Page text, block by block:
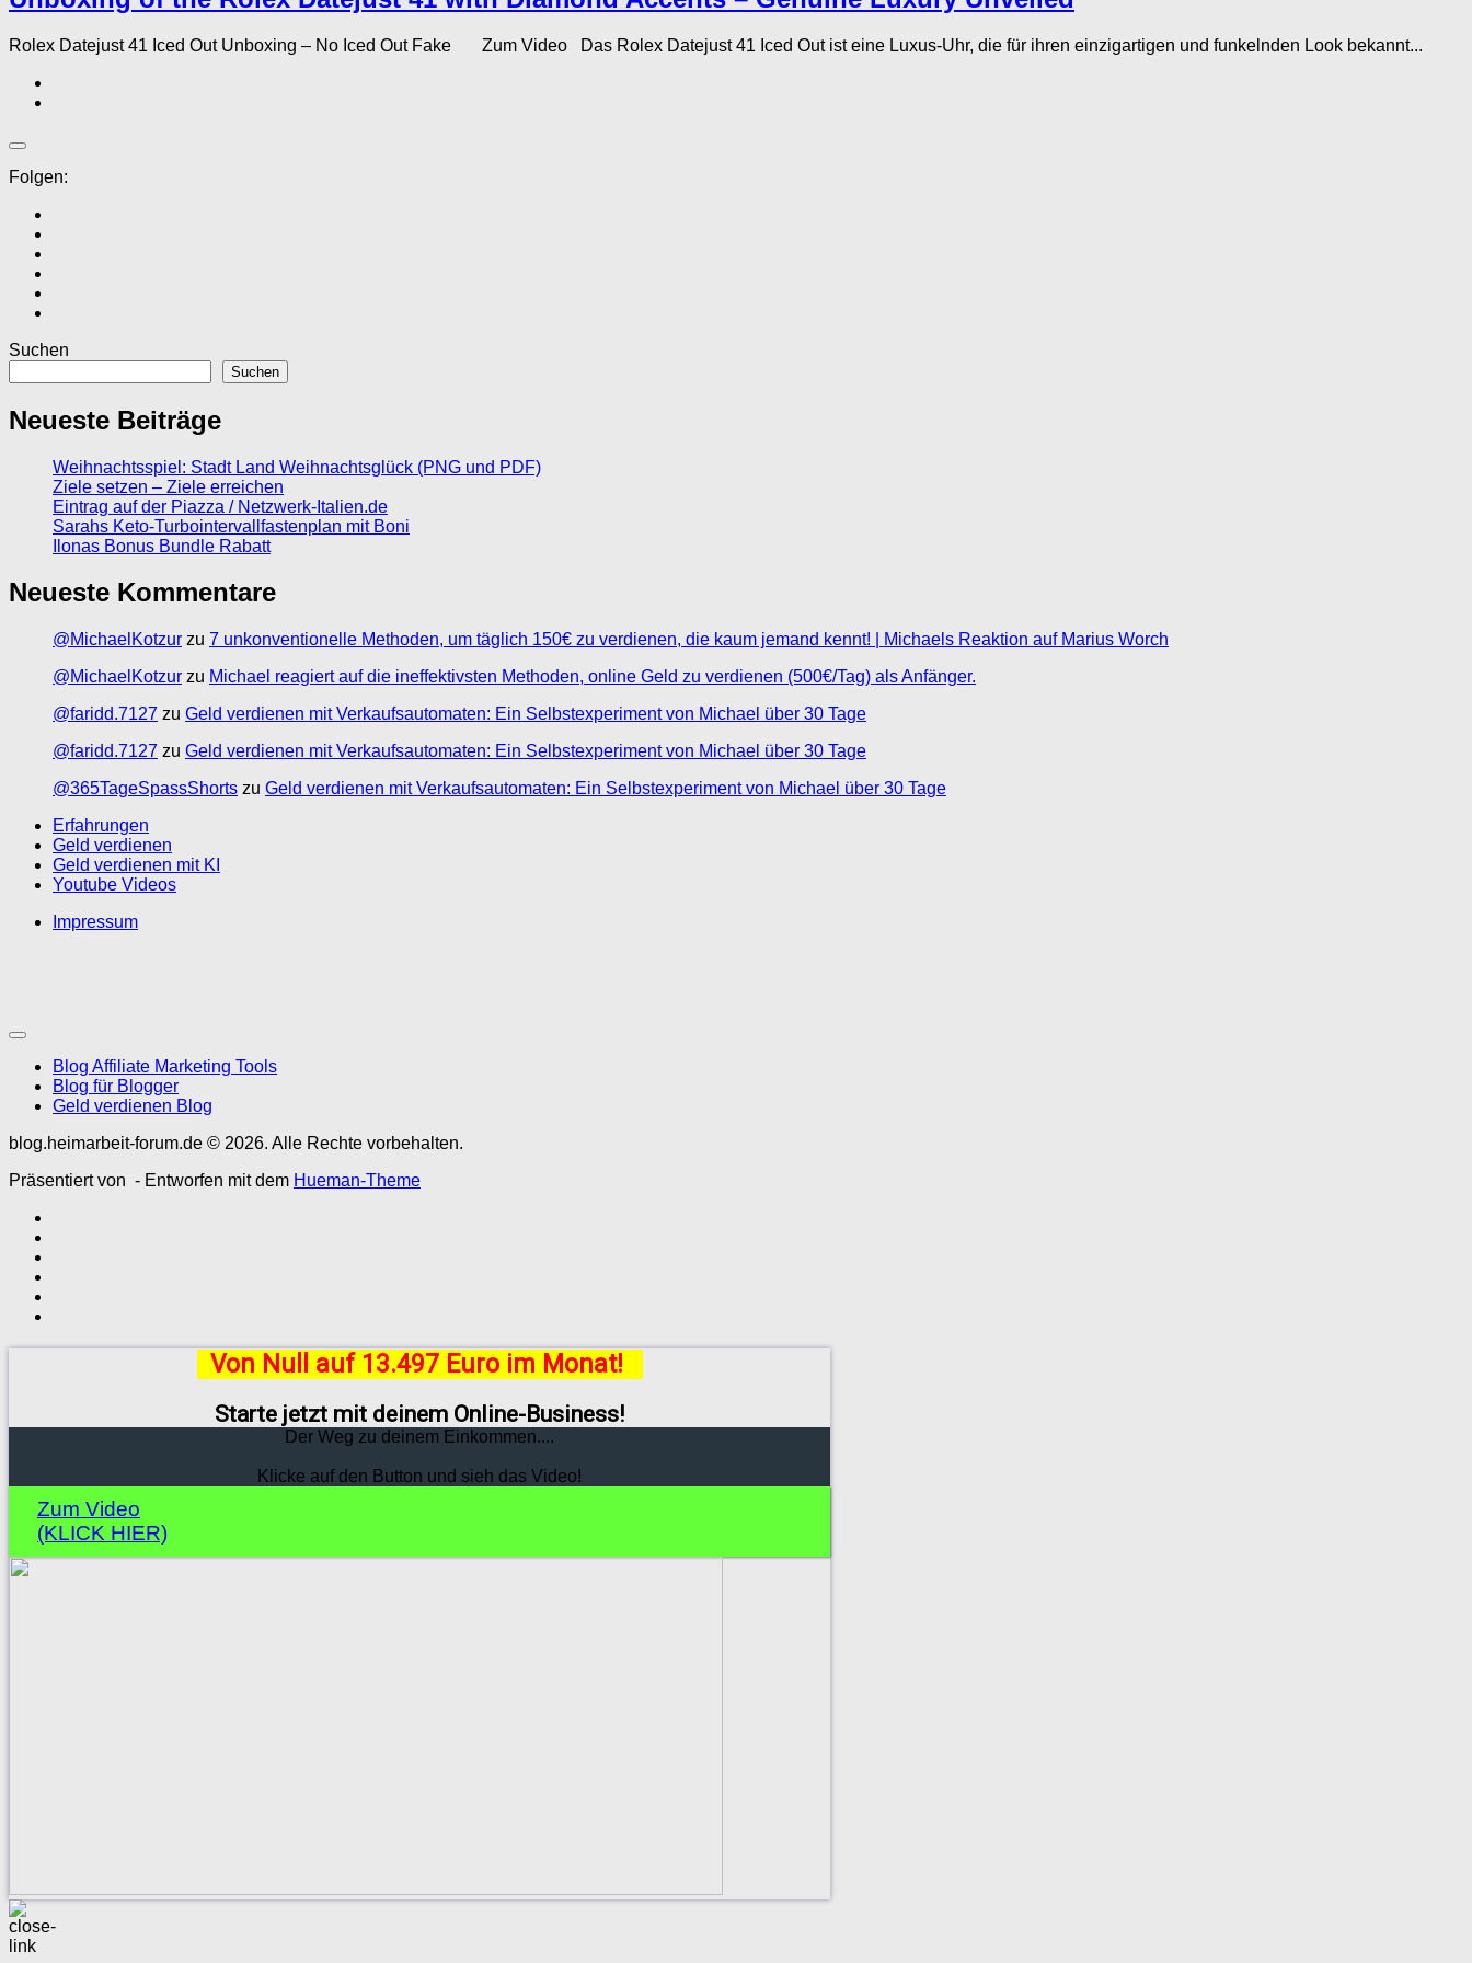
Rolex Datejust 41 Iced Out Unboxing – No Iced Out Fake Zum Video Das Rolex Datejust 41 Iced Out ist eine Luxus-Uhr, die für ihren einzigartigen und funkelnden Look bekannt...
Folgen:
Suchen
Suchen
Neueste Beiträge
Weihnachtsspiel: Stadt Land Weihnachtsglück (PNG und PDF)
Ziele setzen – Ziele erreichen
Eintrag auf der Piazza / Netzwerk-Italien.de
Sarahs Keto-Turbointervallfastenplan mit Boni
Ilonas Bonus Bundle Rabatt
Neueste Kommentare
@MichaelKotzur zu 7 unkonventionelle Methoden, um täglich 150€ zu verdienen, die kaum jemand kennt! | Michaels Reaktion auf Marius Worch
@MichaelKotzur zu Michael reagiert auf die ineffektivsten Methoden, online Geld zu verdienen (500€/Tag) als Anfänger.
@faridd.7127 zu Geld verdienen mit Verkaufsautomaten: Ein Selbstexperiment von Michael über 30 Tage
@faridd.7127 zu Geld verdienen mit Verkaufsautomaten: Ein Selbstexperiment von Michael über 30 Tage
@365TageSpassShorts zu Geld verdienen mit Verkaufsautomaten: Ein Selbstexperiment von Michael über 30 Tage
Erfahrungen
Geld verdienen
Geld verdienen mit KI
Youtube Videos
Impressum
Blog Affiliate Marketing Tools
Blog für Blogger
Geld verdienen Blog
blog.heimarbeit-forum.de © 2026. Alle Rechte vorbehalten.
Präsentiert von - Entworfen mit dem Hueman-Theme
Von Null auf 13.497 Euro im Monat!
Starte jetzt mit deinem Online-Business!
Der Weg zu deinem Einkommen....
Klicke auf den Button und sieh das Video!
Zum Video
(KLICK HIER)